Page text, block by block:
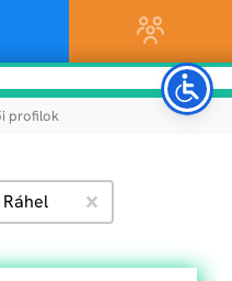
profilok
profilok - Szerző
Clear